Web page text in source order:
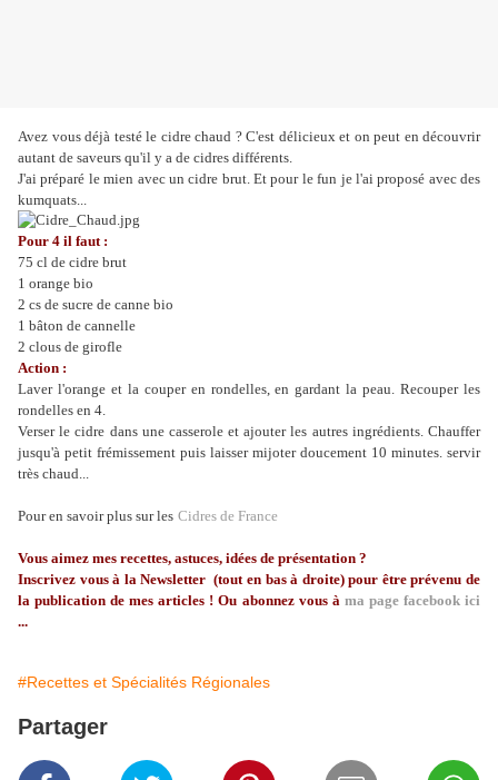
Avez vous déjà testé le cidre chaud ? C'est délicieux et on peut en découvrir
autant de saveurs qu'il y a de cidres différents.
J'ai préparé le mien avec un cidre brut. Et pour le fun je l'ai proposé avec des
kumquats...
Pour 4 il faut :
75 cl de cidre brut
1 orange bio
2 cs de sucre de canne bio
1 bâton de cannelle
2 clous de girofle
Action :
Laver l'orange et la couper en rondelles, en gardant la peau. Recouper les
rondelles en 4.
Verser le cidre dans une casserole et ajouter les autres ingrédients. Chauffer
jusqu'à petit frémissement puis laisser mijoter doucement 10 minutes. servir
très chaud...
Pour en savoir plus sur les Cidres de France
Vous aimez mes recettes, astuces, idées de présentation ?
Inscrivez vous à la Newsletter (tout en bas à droite) pour être prévenu de
la publication de mes articles ! Ou abonnez vous à ma page facebook ici
...
#Recettes et Spécialités Régionales
Partager